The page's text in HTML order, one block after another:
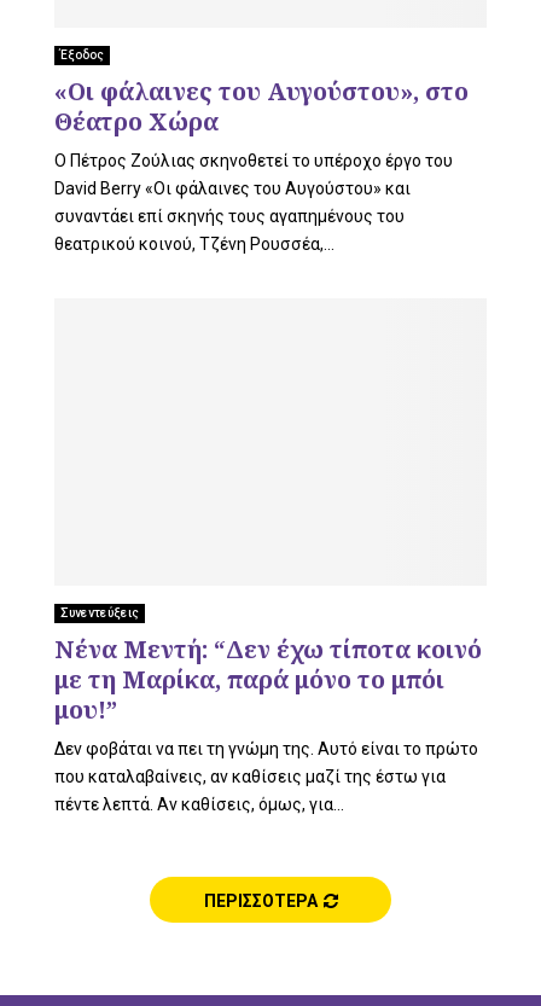
Έξοδος
«Οι φάλαινες του Αυγούστου», στο
Θέατρο Χώρα
Ο Πέτρος Ζούλιας σκηνοθετεί το υπέροχο έργο του
David Berry «Οι φάλαινες του Αυγούστου» και
συναντάει επί σκηνής τους αγαπημένους του
θεατρικού κοινού, Τζένη Ρουσσέα,...
Συνεντεύξεις
Νένα Μεντή: “Δεν έχω τίποτα κοινό
με τη Μαρίκα, παρά μόνο το μπόι
μου!”
Δεν φοβάται να πει τη γνώμη της. Αυτό είναι το πρώτο
που καταλαβαίνεις, αν καθίσεις μαζί της έστω για
πέντε λεπτά. Αν καθίσεις, όμως, για...
ΠΕΡΙΣΣΟΤΕΡΑ